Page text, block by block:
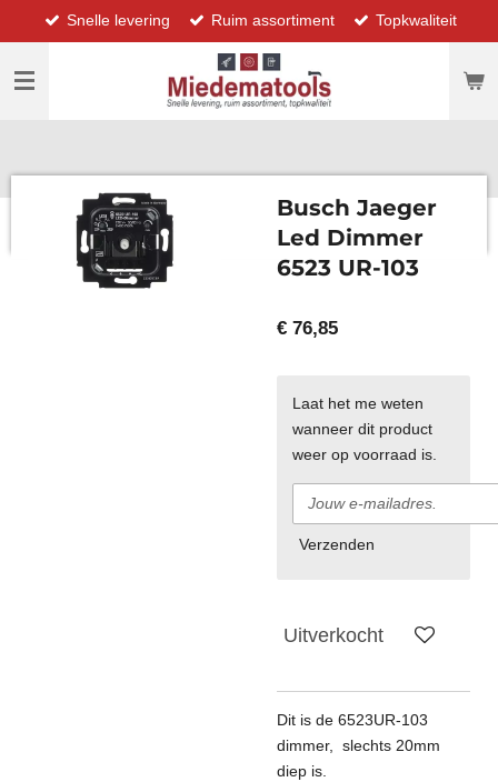
direct
naar
hoofdinhoud
Snelle levering Ruim assortiment Topkwaliteit
Busch Jaeger
Led Dimmer
6523 UR-103
€ 76,85
Laat het me weten
wanneer dit product
weer op voorraad is.
Verzenden
Uitverkocht
Dit is de 6523UR-103
dimmer, slechts 20mm
diep is.